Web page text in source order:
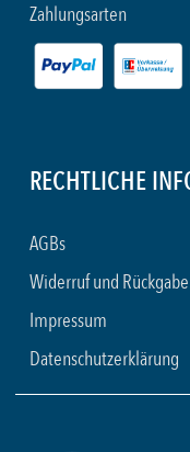
Zahlungsarten
RECHTLICHE
AGBs
Widerruf und Rückgabe
Impressum
Datenschutzerklärung